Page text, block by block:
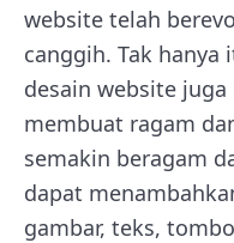
website telah
canggih. Tak hanya
desain website
membuat ragam
semakin beragam
dapat
gambar, teks,